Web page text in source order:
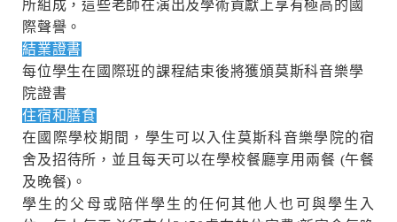
所組成，這些老師在演出及學術貢獻上享有極高的國
際聲譽。
結業證書
每位學生在國際班的課程結束後將獲頒莫斯科音樂學
院證書
住宿和膳食
在國際學校期間，學生可以入住莫斯科音樂學院的宿
舍及招待所，並且每天可以在學校餐廳享用兩餐 (午餐
及晚餐)。
學生的父母或陪伴學生的任何其他人也可與學生入